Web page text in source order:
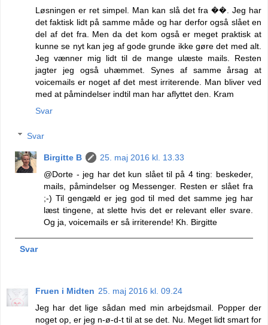
Løsningen er ret simpel. Man kan slå det fra ��. Jeg har
det faktisk lidt på samme måde og har derfor også slået en
del af det fra. Men da det kom også er meget praktisk at
kunne se nyt kan jeg af gode grunde ikke gøre det med alt.
Jeg vænner mig lidt til de mange ulæste mails. Resten
jagter jeg også uhæmmet. Synes af samme årsag at
voicemails er noget af det mest irriterende. Man bliver ved
med at påmindelser indtil man har aflyttet den. Kram
Svar
Svar
Birgitte B
25. maj 2016 kl. 13.33
@Dorte - jeg har det kun slået til på 4 ting: beskeder,
mails, påmindelser og Messenger. Resten er slået fra
;-) Til gengæld er jeg god til med det samme jeg har
læst tingene, at slette hvis det er relevant eller svare.
Og ja, voicemails er så irriterende! Kh. Birgitte
Svar
Fruen i Midten 25. maj 2016 kl. 09.24
Jeg har det lige sådan med min arbejdsmail. Popper der
noget op, er jeg n-ø-d-t til at se det. Nu. Meget lidt smart for